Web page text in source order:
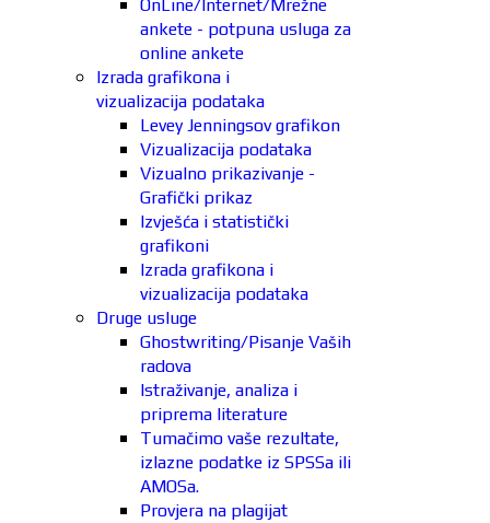
OnLine/Internet/Mrežne
ankete - potpuna usluga za
online ankete
Izrada grafikona i
vizualizacija podataka
Levey Jenningsov grafikon
Vizualizacija podataka
Vizualno prikazivanje -
Grafički prikaz
Izvješća i statistički
grafikoni
Izrada grafikona i
vizualizacija podataka
Druge usluge
Ghostwriting/Pisanje Vaših
radova
Istraživanje, analiza i
priprema literature
Tumačimo vaše rezultate,
izlazne podatke iz SPSSa ili
AMOSa.
Provjera na plagijat